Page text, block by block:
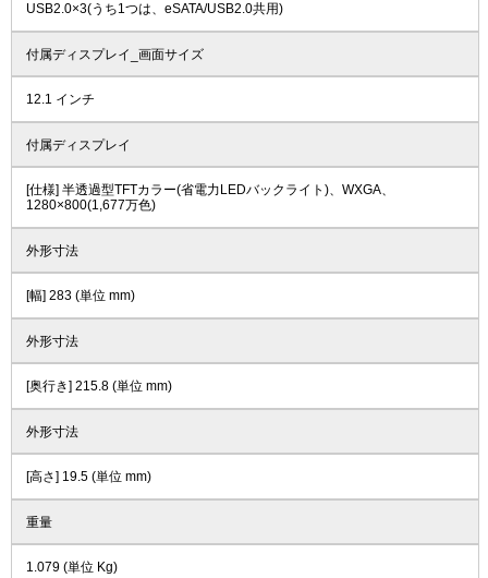
USB2.0×3(うち1つは、eSATA/USB2.0共用)
付属ディスプレイ_画面サイズ
12.1 インチ
付属ディスプレイ
[仕様] 半透過型TFTカラー(省電力LEDバックライト)、WXGA、
1280×800(1,677万色)
外形寸法
[幅] 283 (単位 mm)
外形寸法
[奥行き] 215.8 (単位 mm)
外形寸法
[高さ] 19.5 (単位 mm)
重量
1.079 (単位 Kg)